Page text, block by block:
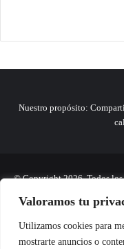
Valoramos tu
Utilizamos cookies para
mostrarte anuncios o
Nuestro propósito:
© Copyright 2026, Todos
Home Actualidad
El